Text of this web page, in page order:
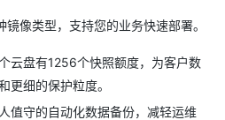
像类型，支持您的业务快速部署。
云盘有1256个快照额度，为客户数
更细的保护粒度。
值守的自动化数据备份，减轻运维